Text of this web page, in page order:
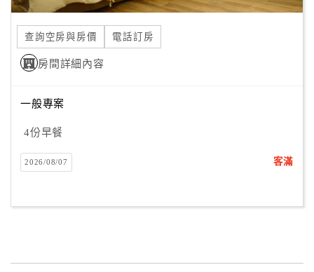
合
作
提
案
店
作
作
查詢空房與房價 電話訂房
房間詳細內容
一般專案
4份早餐
2026/08/07 客滿